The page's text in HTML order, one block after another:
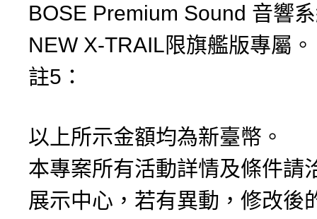
BOSE Premium Sound 音響
NEW X-TRAIL限旗艦版專屬。
註5：
以上所示金額均為新臺幣。
本專案所有活動詳情及條件請
展示中心，若有異動，修改後